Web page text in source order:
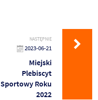
NASTĘPNIE
2023-06-21
Miejski
Plebiscyt
Sportowy Roku
2022